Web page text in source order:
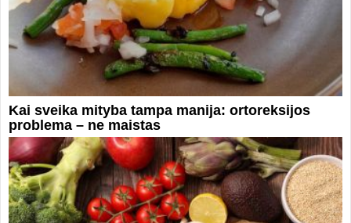
Kai sveika mityba tampa manija: ortoreksijos
problema – ne maistas